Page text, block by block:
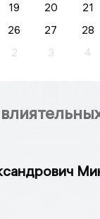
19 20 21
26 27 28
2 3 4